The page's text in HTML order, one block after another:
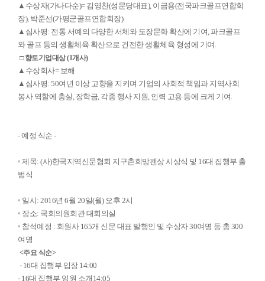
▲수상자(가나다순)= 김영찬(성문당대표), 이금용(전국파크골프연합회
장), 박준선(가평군골프연합회장)
▲심사평: 전통 서예의 다양한 서체와 도장문화 확산에 기여, 파크골프
와 골프 등의 생활체육 확산으로 건전한 생활체육 형성에 기여.
□ 향토기업대상 (1개사)
▲수상회사= 보해
▲심사평: 50여년 이상 고향을 지키며 기업의 사회적 책임과 지역사회
봉사 역할에 충실, 장학금, 각종 행사 지원, 인력 고용 등에 크게 기여.
- 예정 식순 -
◦ 제목: (사)한국지역신문협회 지구촌희망펜상 시상식 및 16대 집행부 출
범식
◦ 일시: 2016년 6월 20일(월) 오후 2시
◦ 장소: 국회의원회관 대회의실
◦ 참석예정 : 회원사 165개 신문 대표 발행인 및 수상자 30여명 등 총 300
여명
<주요 식순>
- 16대 집행부 입장 14:00
- 16대 집행부 임원 소개14:05